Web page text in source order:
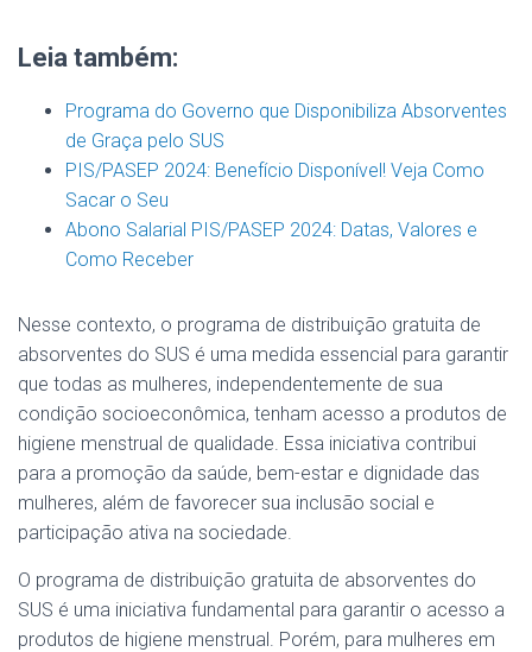
Leia também:
Programa do Governo que Disponibiliza Absorventes
de Graça pelo SUS
PIS/PASEP 2024: Benefício Disponível! Veja Como
Sacar o Seu
Abono Salarial PIS/PASEP 2024: Datas, Valores e
Como Receber
Nesse contexto, o programa de distribuição gratuita de
absorventes do SUS é uma medida essencial para garantir
que todas as mulheres, independentemente de sua
condição socioeconômica, tenham acesso a produtos de
higiene menstrual de qualidade. Essa iniciativa contribui
para a promoção da saúde, bem-estar e dignidade das
mulheres, além de favorecer sua inclusão social e
participação ativa na sociedade.
O programa de distribuição gratuita de absorventes do
SUS é uma iniciativa fundamental para garantir o acesso a
produtos de higiene menstrual. Porém, para mulheres em